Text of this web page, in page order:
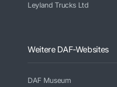
Leyland Trucks Ltd
Weitere DAF-Websites
DAF Museum